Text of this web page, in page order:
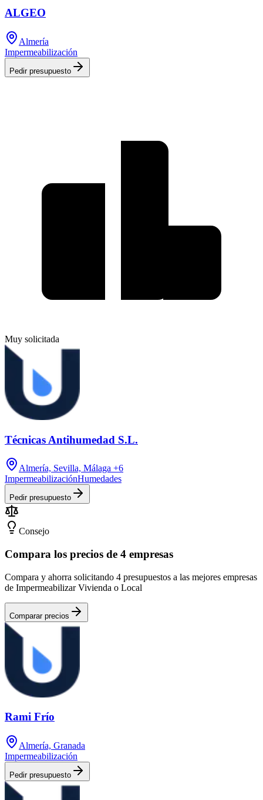
ALGEO
Almería
Impermeabilización
Pedir presupuesto
Muy solicitada
Técnicas Antihumedad S.L.
Almería, Sevilla, Málaga +6
ImpermeabilizaciónHumedades
Pedir presupuesto
Consejo
Compara los precios de 4 empresas
Compara y ahorra solicitando 4 presupuestos a las mejores empresas
de Impermeabilizar Vivienda o Local
Comparar precios
Rami Frío
Almería, Granada
Impermeabilización
Pedir presupuesto